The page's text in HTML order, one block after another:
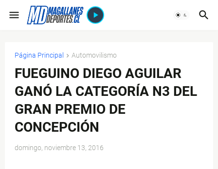
Página Principal Automovilismo
FUEGUINO DIEGO AGUILAR
GANÓ LA CATEGORÍA N3 DEL
GRAN PREMIO DE
CONCEPCIÓN
domingo, noviembre 13, 2016